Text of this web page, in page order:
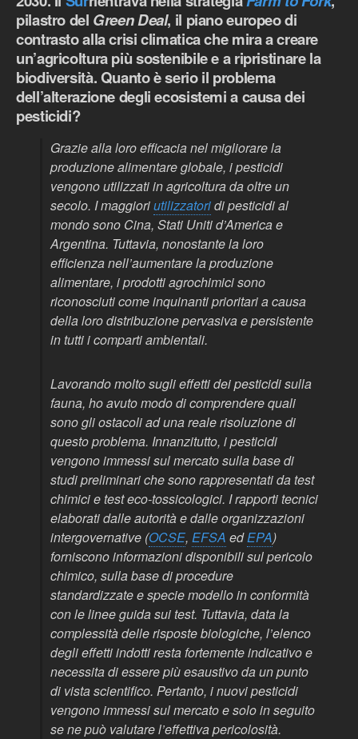
pilastro del Green Deal, il piano europeo di
contrasto alla crisi climatica che mira a creare
un’agricoltura più sostenibile e a ripristinare la
biodiversità. Quanto è serio il problema
dell’alterazione degli ecosistemi a causa dei
pesticidi?
Grazie alla loro efficacia nel migliorare la
produzione alimentare globale, i pesticidi
vengono utilizzati in agricoltura da oltre un
secolo. I maggioriutilizzatoridi pesticidi al
mondo sono Cina, Stati Uniti d’America e
Argentina. Tuttavia, nonostante la loro
efficienza nell’aumentare la produzione
alimentare, i prodotti agrochimici sono
riconosciuti come inquinanti prioritari a causa
della loro distribuzione pervasiva e persistente
in tutti i comparti ambientali.
Lavorando molto sugli effetti dei pesticidi sulla
fauna, ho avuto modo di comprendere quali
sono gli ostacoli ad una reale risoluzione di
questo problema. Innanzitutto, i pesticidi
vengono immessi sul mercato sulla base di
studi preliminari che sono rappresentati da test
chimici e test eco-tossicologici. I rapporti tecnici
elaborati dalle autorità e dalle organizzazioni
intergovernative (OCSE, EFSA edEPA)
forniscono informazioni disponibili sul pericolo
chimico, sulla base di procedure
standardizzate e specie modello in conformità
con le linee guida sui test. Tuttavia, data la
complessità delle risposte biologiche, l’elenco
degli effetti indotti resta fortemente indicativo e
necessita di essere più esaustivo da un punto
di vista scientifico. Pertanto, i nuovi pesticidi
vengono immessi sul mercato e solo in seguito
se ne può valutare l’effettiva pericolosità.